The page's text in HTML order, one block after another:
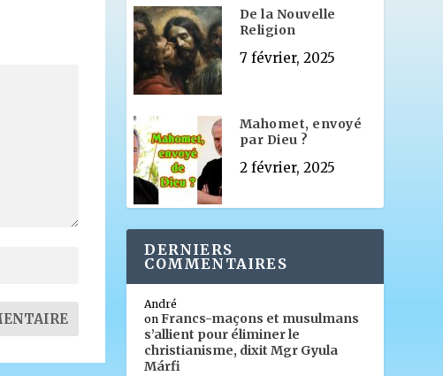
De la Nouvelle
Religion
7 février, 2025
Mahomet, envoyé
par Dieu ?
2 février, 2025
DERNIERS
COMMENTAIRES
André
onFrancs-maçons et musulmans
s’allient pour éliminer le
christianisme, dixit Mgr Gyula
Márfi